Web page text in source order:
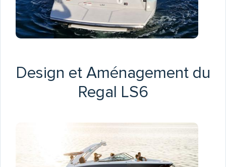
Design et Aménagement du
Regal LS6